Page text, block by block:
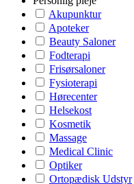
Akupunktur
Apoteker
Beauty Saloner
Fodterapi
Frisørsaloner
Fysioterapi
Hørecenter
Helsekost
Kosmetik
Massage
Medical Clinic
Optiker
Ortopædisk Udstyr